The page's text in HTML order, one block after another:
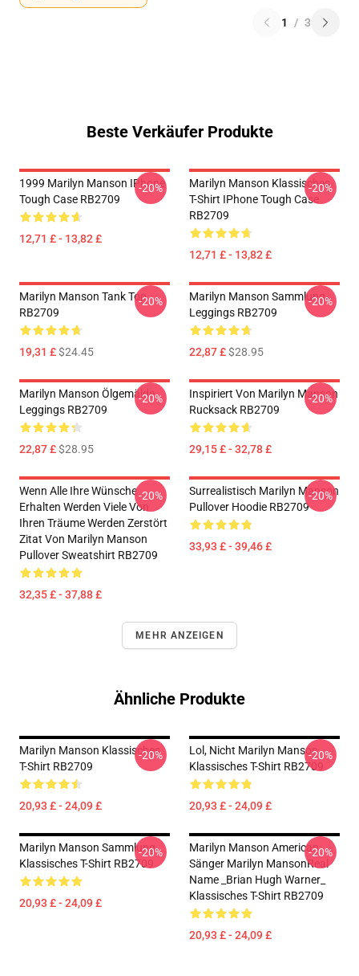
1 / 3
Beste Verkäufer Produkte
1999 Marilyn Manson IPhone
Tough Case RB2709
12,71 £ - 13,82 £
-20%
Marilyn Manson Klassisches
T-Shirt IPhone Tough Case
RB2709
12,71 £ - 13,82 £
-20%
Marilyn Manson Tank Top
RB2709
19,31 £$24.45
-20%
Marilyn Manson Sammlung
Leggings RB2709
22,87 £$28.95
-20%
Marilyn Manson Ölgemälde
Leggings RB2709
22,87 £$28.95
-20%
Inspiriert Von Marilyn Manson
Rucksack RB2709
29,15 £ - 32,78 £
-20%
Wenn Alle Ihre Wünsche
Erhalten Werden Viele Von
Ihren Träume Werden Zerstört
Zitat Von Marilyn Manson
Pullover Sweatshirt RB2709
32,35 £ - 37,88 £
-20%
Surrealistisch Marilyn Manson
Pullover Hoodie RB2709
33,93 £ - 39,46 £
-20%
MEHR ANZEIGEN
Ähnliche Produkte
Marilyn Manson Klassisches
T-Shirt RB2709
20,93 £ - 24,09 £
-20%
Lol, Nicht Marilyn Manson
Klassisches T-Shirt RB2709
20,93 £ - 24,09 £
-20%
Marilyn Manson Sammlung
Klassisches T-Shirt RB2709
20,93 £ - 24,09 £
-20%
Marilyn Manson American
Sänger Marilyn MansonReal
Name _Brian Hugh Warner_
Klassisches T-Shirt RB2709
20,93 £ - 24,09 £
-20%